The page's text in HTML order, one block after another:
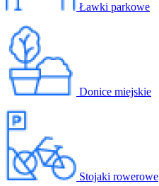
Ławki parkowe
Donice miejskie
Stojaki rowerowe